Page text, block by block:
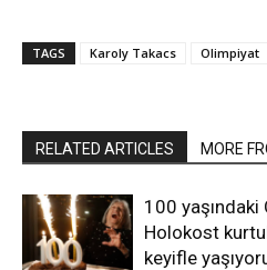
TAGS Karoly Takacs Olimpiyat
RELATED ARTICLES MORE
100
Holokost
keyifle